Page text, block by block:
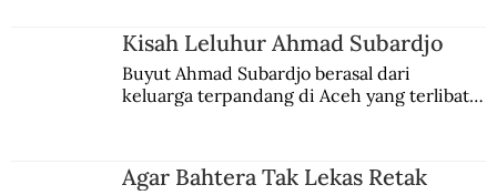
Kisah Leluhur Ahmad Subardjo
Buyut Ahmad Subardjo berasal dari
keluarga terpandang di Aceh yang terlibat
Agar Bahtera Tak Lekas Retak